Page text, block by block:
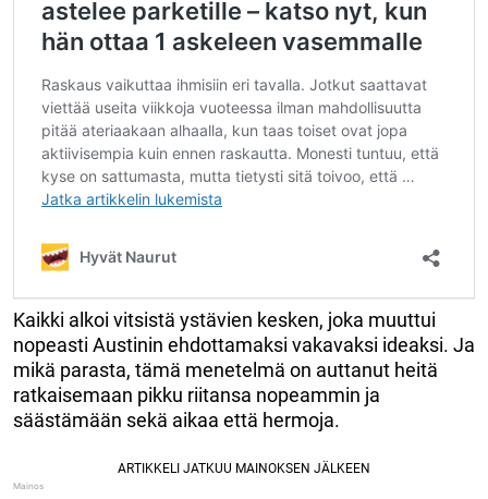
Kaikki alkoi vitsistä ystävien kesken, joka muuttui
nopeasti Austinin ehdottamaksi vakavaksi ideaksi. Ja
mikä parasta, tämä menetelmä on auttanut heitä
ratkaisemaan pikku riitansa nopeammin ja
säästämään sekä aikaa että hermoja.